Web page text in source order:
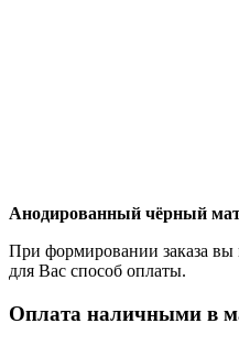
Анодированный чёрный
При формировании заказа
для Вас способ оплаты.
Оплата наличными в